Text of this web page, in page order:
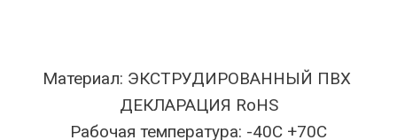
Материал: ЭКСТРУДИРОВАННЫЙ ПВХ
ДЕКЛАРАЦИЯ RoHS
Рабочая температура: -40C +70C